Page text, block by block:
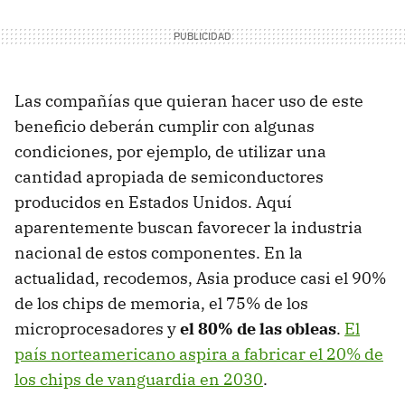
Las compañías que quieran hacer uso de este
beneficio deberán cumplir con algunas
condiciones, por ejemplo, de utilizar una
cantidad apropiada de semiconductores
producidos en Estados Unidos. Aquí
aparentemente buscan favorecer la industria
nacional de estos componentes. En la
actualidad, recodemos, Asia produce casi el 90%
de los chips de memoria, el 75% de los
microprocesadores yel 80% de las obleas. El
país norteamericano aspira a fabricar el 20% de
los chips de vanguardia en 2030.